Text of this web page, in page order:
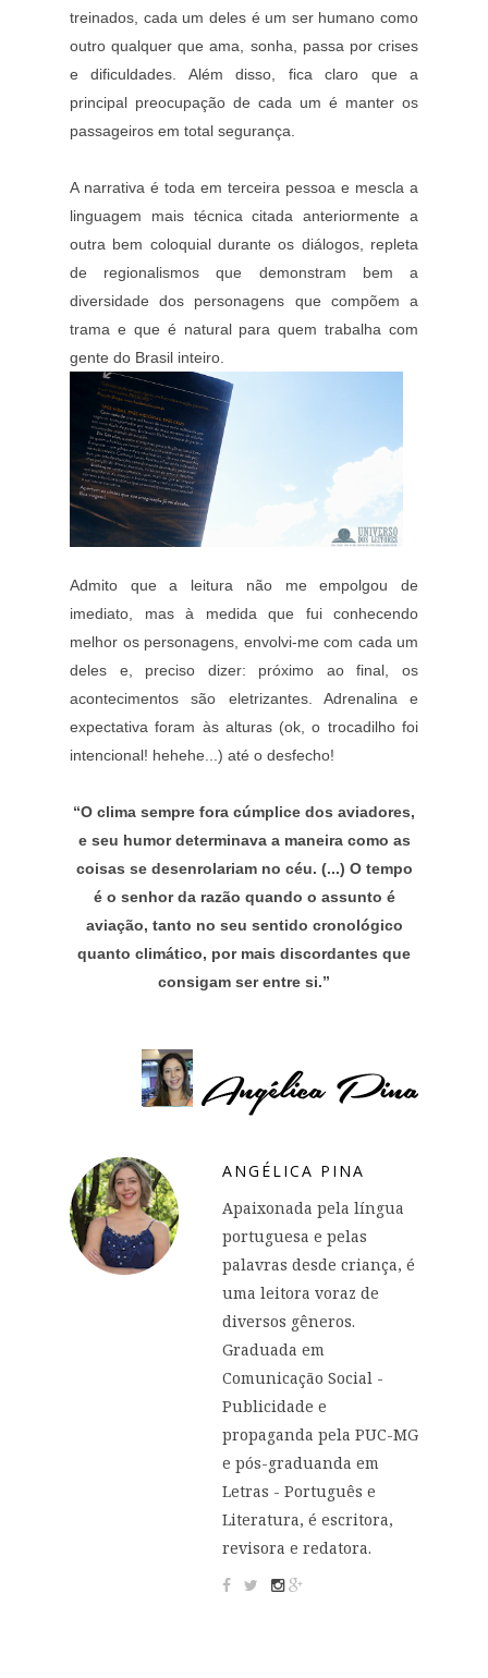
treinados, cada um deles é um ser humano como
outro qualquer que ama, sonha, passa por crises
e dificuldades. Além disso, fica claro que a
principal preocupação de cada um é manter os
passageiros em total segurança.
A narrativa é toda em terceira pessoa e mescla a
linguagem mais técnica citada anteriormente a
outra bem coloquial durante os diálogos, repleta
de regionalismos que demonstram bem a
diversidade dos personagens que compõem a
trama e que é natural para quem trabalha com
gente do Brasil inteiro.
Admito que a leitura não me empolgou de
imediato, mas à medida que fui conhecendo
melhor os personagens, envolvi-me com cada um
deles e, preciso dizer: próximo ao final, os
acontecimentos são eletrizantes. Adrenalina e
expectativa foram às alturas (ok, o trocadilho foi
intencional! hehehe...) até o desfecho!
“O clima sempre fora cúmplice dos aviadores,
e seu humor determinava a maneira como as
coisas se desenrolariam no céu. (...) O tempo
é o senhor da razão quando o assunto é
aviação, tanto no seu sentido cronológico
quanto climático, por mais discordantes que
consigam ser entre si.”
ANGÉLICA PINA
Apaixonada pela língua
portuguesa e pelas
palavras desde criança, é
uma leitora voraz de
diversos gêneros.
Graduada em
Comunicação Social -
Publicidade e
propaganda pela PUC-MG
e pós-graduanda em
Letras - Português e
Literatura, é escritora,
revisora e redatora.